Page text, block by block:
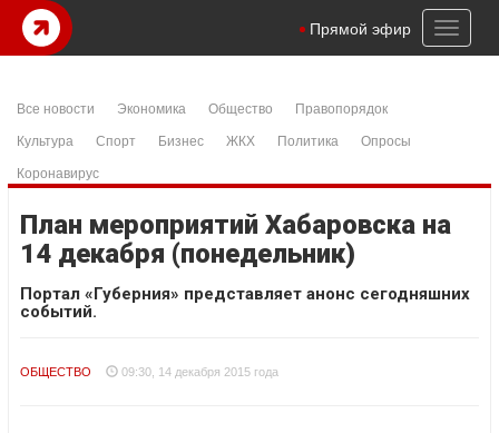
Toggle
Прямой эфир
Все новости Экономика Общество
Правопорядок
Культура
Спорт Бизнес ЖКХ Политика
Опросы
Коронавирус
План мероприятий Хабаровска на
14 декабря (понедельник)
Портал «Губерния» представляет анонс сегодняшних
событий.
ОБЩЕСТВО 09:30, 14 декабря 2015 года